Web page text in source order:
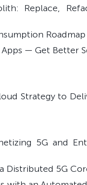
Replace,
— Get Better
Strategy to
5G and
Distributed 5G